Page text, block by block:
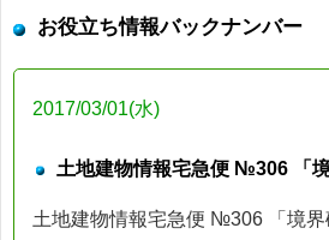
お役立ち情報バックナンバー
2017/03/01(水)
土地建物情報宅急便 №306 「境
土地建物情報宅急便 №306 「境界